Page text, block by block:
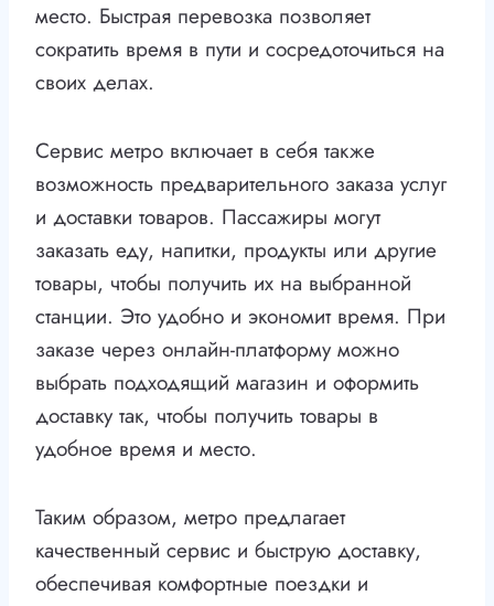
место. Быстрая перевозка позволяет
сократить время в пути и сосредоточиться на
своих делах.
Сервис метро включает в себя также
возможность предварительного заказа услуг
и доставки товаров. Пассажиры могут
заказать еду, напитки, продукты или другие
товары, чтобы получить их на выбранной
станции. Это удобно и экономит время. При
заказе через онлайн-платформу можно
выбрать подходящий магазин и оформить
доставку так, чтобы получить товары в
удобное время и место.
Таким образом, метро предлагает
качественный сервис и быструю доставку,
обеспечивая комфортные поездки и